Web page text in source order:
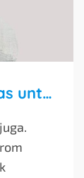
Kain Ihram Anak Berkualitas untuk Manasik Haji dan Umroh